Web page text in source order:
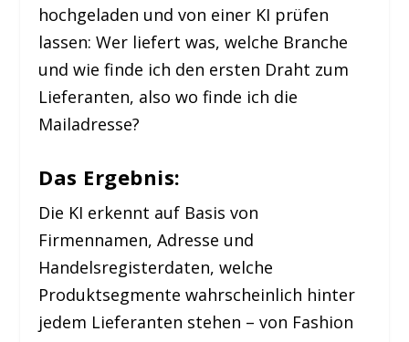
hochgeladen und von einer KI prüfen
lassen: Wer liefert was, welche Branche
und wie finde ich den ersten Draht zum
Lieferanten, also wo finde ich die
Mailadresse?
Das Ergebnis:
Die KI erkennt auf Basis von
Firmennamen, Adresse und
Handelsregisterdaten, welche
Produktsegmente wahrscheinlich hinter
jedem Lieferanten stehen – von Fashion